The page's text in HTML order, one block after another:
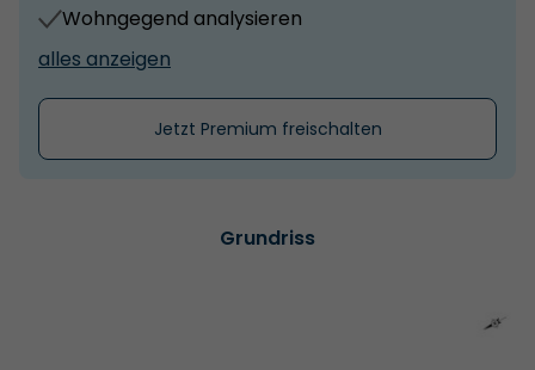
Wohngegend analysieren
alles anzeigen
Jetzt Premium freischalten
Grundriss